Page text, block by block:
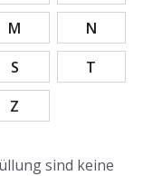
M
N
S
T
Z
sind keine